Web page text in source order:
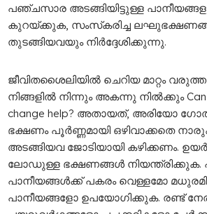
പഞ്ചസാര അടങ്ങിയിട്ടുള്ള
കുറയ്ക്കുക, സംസ്‌കരിച്ച
തുടങ്ങിയവയും നിര്‍ദ്ദേശിക്കുന്നു.
ജീവിതശൈലിയില്‍ ചെറിയ മാറ്റം
നിങ്ങളിൽ നിന്നും അകന്നു നിൽക്കും Can
change help? അതായത്, അരിയോ
ഭക്ഷണം പൂര്‍ണ്ണമായി ഒഴിവാക്കതെ
അടങ്ങിയവ ജോടിയായി കഴിക്കണം.
ലോഡുള്ള ഭക്ഷണങ്ങള്‍
പാനീയങ്ങള്‍ക്ക് പകരം വെള്ളമോ
പാനീയങ്ങളോ ഉപയോഗിക്കുക. രണ്ട്